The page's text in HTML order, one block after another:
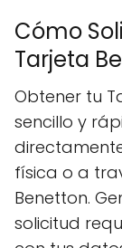
Cómo
Tarjeta
Obtener tu
sencillo y
física o a
Benetton.
solicitud